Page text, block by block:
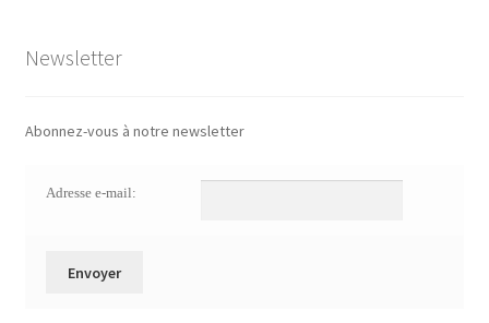
Newsletter
Abonnez-vous à notre newsletter
Adresse e-mail: